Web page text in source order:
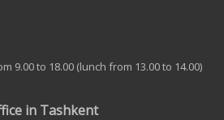
9.00 to 18.00 (lunch from 13.00 to 14.00)
in Tashkent